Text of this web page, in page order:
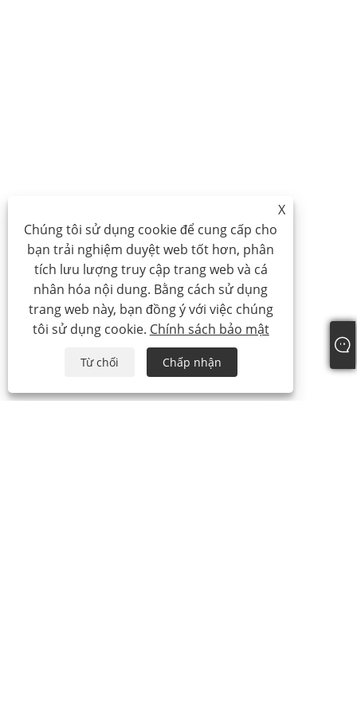
X
Chúng tôi sử dụng cookie để cung cấp cho
bạn trải nghiệm duyệt web tốt hơn, phân
tích lưu lượng truy cập trang web và cá
nhân hóa nội dung. Bằng cách sử dụng
trang web này, bạn đồng ý với việc chúng
tôi sử dụng cookie. Chính sách bảo mật
Từ chối Chấp nhận